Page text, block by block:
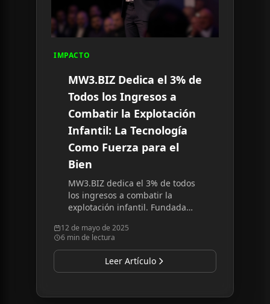
IMPACTO
MW3.BIZ Dedica el 3% de
Todos los Ingresos a
Combatir la Explotación
Infantil: La Tecnología
Como Fuerza para el
Bien
MW3.BIZ dedica el 3% de todos
los ingresos a combatir la
explotación infantil. Fundada
haciendo de la tecnología fuerza
para el bien.
12 de mayo de 2025
6 min de lectura
Leer Artículo